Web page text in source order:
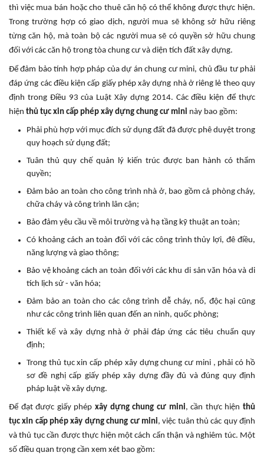
thì việc mua bán hoặc cho thuê căn hộ có thể không được thực hiện.
Trong trường hợp có giao dịch, người mua sẽ không sở hữu riêng
từng căn hộ, mà toàn bộ các người mua sẽ có quyền sở hữu chung
đối với các căn hộ trong tòa chung cư và diện tích đất xây dựng.
Để đảm bảo tính hợp pháp của dự án chung cư mini, chủ đầu tư phải
đáp ứng các điều kiện cấp giấy phép xây dựng nhà ở riêng lẻ theo quy
định trong Điều 93 của Luật Xây dựng 2014. Các điều kiện để thực
hiện thủ tục xin cấp phép xây dựng chung cư mini này bao gồm:
Phải phù hợp với mục đích sử dụng đất đã được phê duyệt trong
quy hoạch sử dụng đất;
Tuân thủ quy chế quản lý kiến trúc được ban hành có thẩm
quyền;
Đảm bảo an toàn cho công trình nhà ở, bao gồm cả phòng cháy,
chữa cháy và công trình lân cận;
Bảo đảm yêu cầu về môi trường và hạ tầng kỹ thuật an toàn;
Có khoảng cách an toàn đối với các công trình thủy lợi, đê điều,
năng lượng và giao thông;
Bảo vệ khoảng cách an toàn đối với các khu di sản văn hóa và di
tích lịch sử - văn hóa;
Đảm bảo an toàn cho các công trình dễ cháy, nổ, độc hại cũng
như các công trình liên quan đến an ninh, quốc phòng;
Thiết kế và xây dựng nhà ở phải đáp ứng các tiêu chuẩn quy
định;
Trong thủ tục xin cấp phép xây dựng chung cư mini , phải có hồ
sơ đề nghị cấp giấy phép xây dựng đầy đủ và đúng quy định
pháp luật về xây dựng.
Để đạt được giấy phépxây dựng chung cư mini, cần thực hiệnthủ
tục xin cấp phép xây dựng chung cư mini, việc tuân thủ các quy định
và thủ tục cần được thực hiện một cách cẩn thận và nghiêm túc. Một
số điều quan trọng cần xem xét bao gồm: